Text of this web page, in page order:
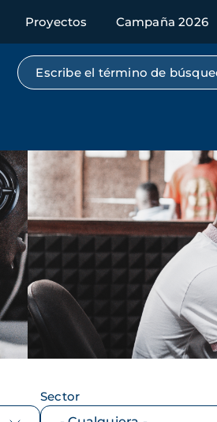
Proyectos Campaña 2026
Búsqueda por texto
Imagen
Sector